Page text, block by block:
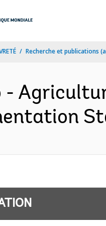
Recherche et publications
-